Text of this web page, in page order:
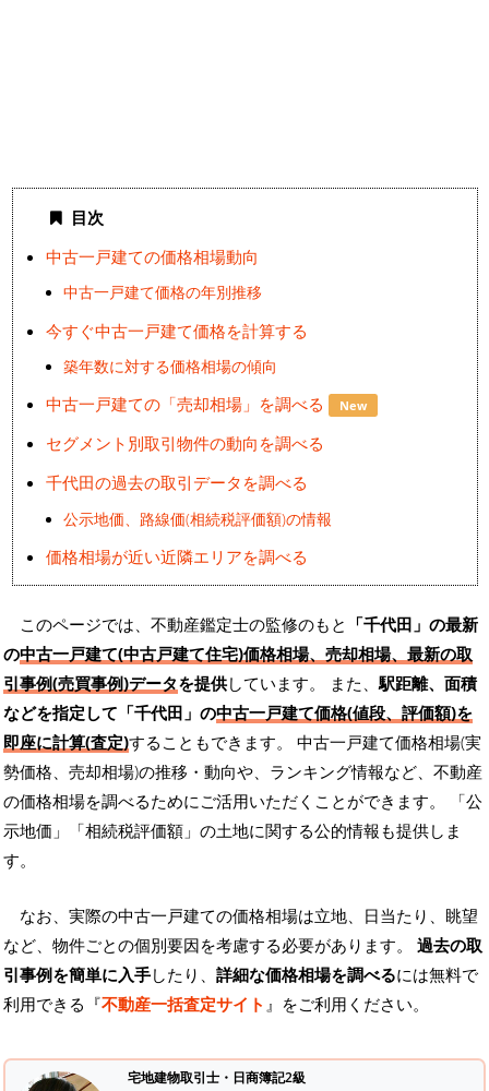
目次
中古一戸建ての価格相場動向
中古一戸建て価格の年別推移
今すぐ中古一戸建て価格を計算する
築年数に対する価格相場の傾向
中古一戸建ての「売却相場」を調べる New
セグメント別取引物件の動向を調べる
千代田の過去の取引データを調べる
公示地価、路線価(相続税評価額)の情報
価格相場が近い近隣エリアを調べる
このページでは、不動産鑑定士の監修のもと 「千代田」の最新
の中古一戸建て(中古戸建て住宅)価格相場、売却相場、最新の取
引事例(売買事例)データを提供しています。 また、駅距離、面積
などを指定して「千代田」の中古一戸建て価格(値段、評価額)を
即座に計算(査定)することもできます。 中古一戸建て価格相場(実
勢価格、売却相場)の推移・動向や、ランキング情報など、不動産
の価格相場を調べるためにご活用いただくことができます。
「公
示地価」「相続税評価額」の土地に関する公的情報も提供しま
す。
なお、実際の中古一戸建ての価格相場は立地、日当たり、眺望
など、物件ごとの個別要因を考慮する必要があります。 過去の取
引事例を簡単に入手したり、 詳細な価格相場を調べるには無料で
利用できる『不動産一括査定サイト 』をご利用ください。
宅地建物取引士・日商簿記2級